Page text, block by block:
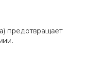
предотвращает